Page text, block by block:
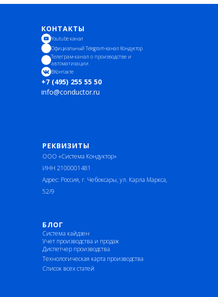
БЛОГ
Система кайдзен
Учет производства и продаж
Диспетчер производства
Технологическая карта производства
Список всех статей
РЕКВИЗИТЫ
ООО «Система Кондуктор»
ИНН 2100001481
Адрес: Россия, г. Чебоксары, ул. Карла Маркса,
52/9
КОНТАКТЫ
Youtube канал
Официальный Telegram-канал Кондуктор
Телеграм-канал о производстве и
автоматизации
ВКонтакте
+7 (495) 255 55 50
info@conductor.ru